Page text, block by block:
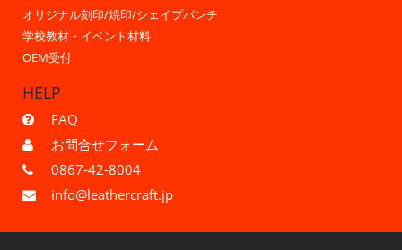
オリジナル刻印/焼印/シェイプパンチ
学校教材・イベント材料
OEM受付
HELP
FAQ
お問合せフォーム
0867-42-8004
info@leathercraft.jp